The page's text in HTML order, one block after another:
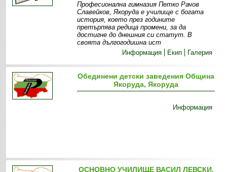
Професионална гимназия Петко Рачов
Славейков, Якоруда е училище с богата
история, което през годините
претърпява редица промени, за да
достигне до днешния си статут. В
своята дългогодишна ист
Информация
Екип Галерия
Обединени детски заведения Община
Якоруда, Якоруда
Информация
ОСНОВНО УЧИЛИЩЕ ВАСИЛ ЛЕВСКИ,